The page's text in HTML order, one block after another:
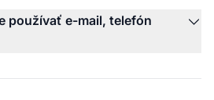
používať e-mail, telefón